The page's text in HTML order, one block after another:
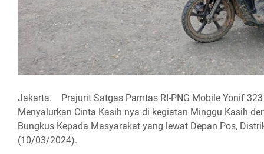
Jakarta. Prajurit Satgas Pamtas RI-PNG Mobile Yonif
Menyalurkan Cinta Kasih nya di kegiatan Minggu Kasih
Bungkus Kepada Masyarakat yang lewat Depan Pos,
(10/03/2024).